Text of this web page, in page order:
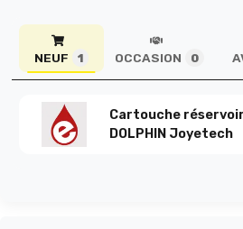
NEUF 1 OCCASION 0
Cartouche réservoir
DOLPHIN Joyetech